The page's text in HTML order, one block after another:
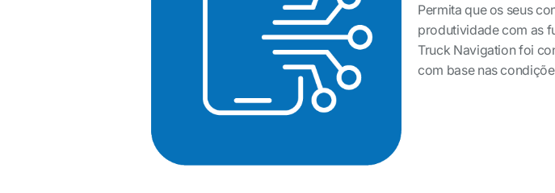
Permita que os seus
produtividade com as
Truck Navigation foi
com base nas